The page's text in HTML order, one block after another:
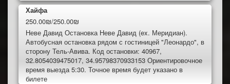
Хайфа
250.00₪/250.00₪
Неве Давид Остановка Неве Давид (ex. Меридиан).
Автобусная остановка рядом с гостиницей "Леонардо", в
сторону Тель-Авива. Код остановки: 40967,
32.8054039475017, 34.95798370933153 Ориентировочное
время выезда 5:30. Точное время будет указано в
билете